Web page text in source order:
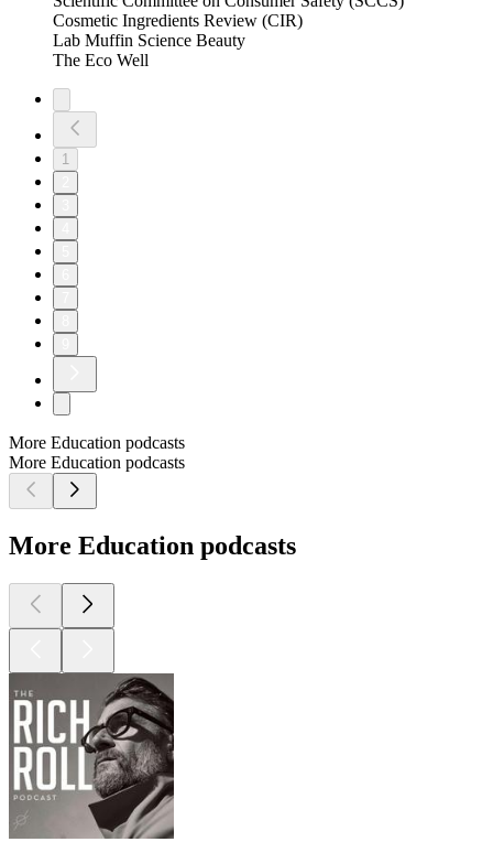
Cosmetic Ingredients Review (CIR)
Lab Muffin Science Beauty
The Eco Well
1
More Education podcasts
More Education podcasts
More Education podcasts